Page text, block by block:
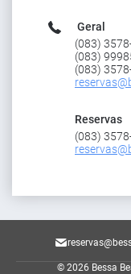
Geral
(083)
(083)
(083)
Reservas
(083)
© 2026 Bessa